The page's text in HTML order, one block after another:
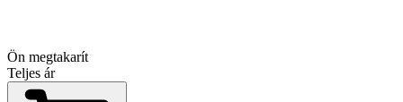
Ön megtakarít
Teljes ár